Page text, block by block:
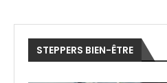
STEPPERS BIEN-ÊTRE